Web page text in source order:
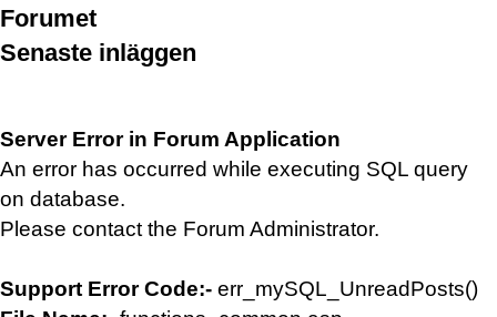
Forumet
Senaste inläggen
Server Error in Forum Application
An error has occurred while executing SQL query
on database.
Please contact the Forum Administrator.
Support Error Code:- err_mySQL_UnreadPosts()